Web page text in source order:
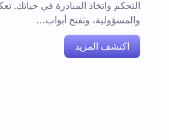
التحكم واتخاذ المبادرة في حياتك.
والمسؤولية، وتفتح أبواب…
اكتشف المزيد